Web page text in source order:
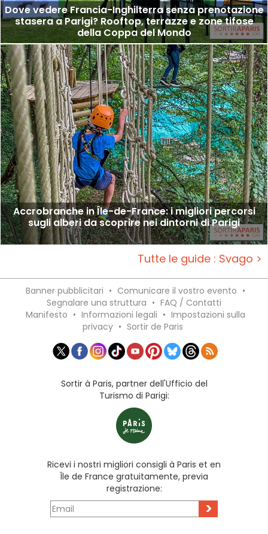
Dove vedere Francia-Inghilterra senza prenotazione
stasera a Parigi? Rooftop, terrazze e zone tifose
della Coppa del Mondo
Accrobranche in Île-de-France: i migliori percorsi
sugli alberi da scoprire nei dintorni di Parigi
Tutte le guide : Svago >
Banner pubblicitari • Comunicare il vostro evento •
Segnalare una struttura • FAQ / Contatti
Manifesto • Informazioni legali • Impostazioni sulla
privacy • Sortir de Paris
Sortir à Paris, partner dell'Ufficio del
Turismo di Parigi:
Ricevi i nostri migliori consigli à Paris et en
Île de France gratuitamente, previa
registrazione:
>